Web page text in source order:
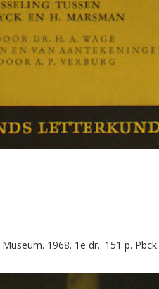
1968. 1e dr.. 151 p. Pbck.